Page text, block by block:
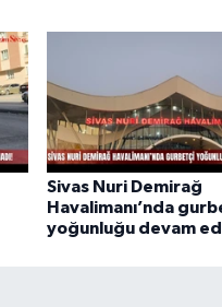
Sivas Nuri Demirağ
Havalimanı’nda
yoğunluğu devam